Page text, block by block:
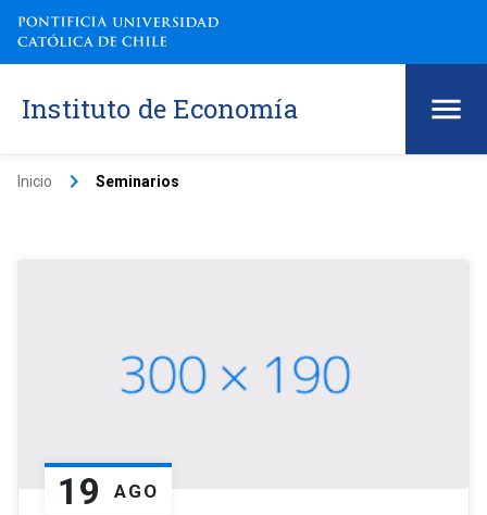
Instituto de Economía
Inicio keyboard_arrow_right Seminarios
19 AGO